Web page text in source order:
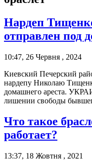
Нардеп
отправлен под
10:47, 26 Червня , 2024
Киевский Печерский
нардепу Николаю
домашнего ареста.
лишении свободы
Что такое
работает?
13:37, 18 Жовтня , 2021